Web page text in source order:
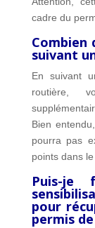
cadre du
Combien
suivant
En suivant
routière,
Bien
pourra pas
points dans
Puis-je
pour
permis